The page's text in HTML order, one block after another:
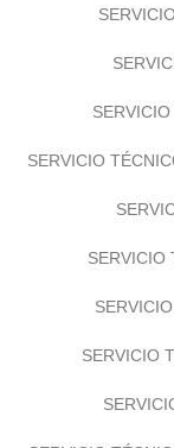
SERVICIO
SERVICIO
SERVICIO